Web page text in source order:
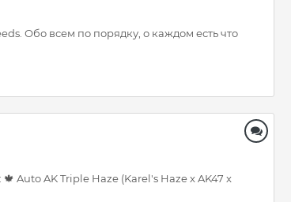
Обо всем по порядку, о каждом есть что
Auto AK Triple Haze (Karel's Haze x AK47 x